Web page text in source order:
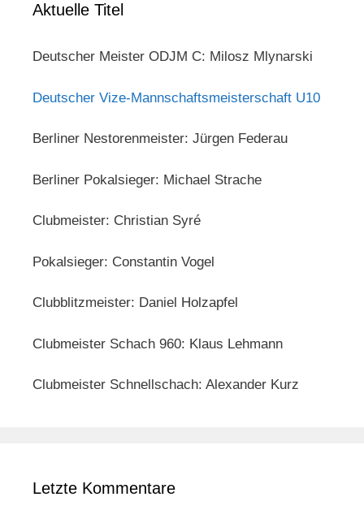
Aktuelle Titel
Deutscher Meister ODJM C: Milosz Mlynarski
Deutscher Vize-Mannschaftsmeisterschaft U10
Berliner Nestorenmeister: Jürgen Federau
Berliner Pokalsieger: Michael Strache
Clubmeister: Christian Syré
Pokalsieger: Constantin Vogel
Clubblitzmeister: Daniel Holzapfel
Clubmeister Schach 960: Klaus Lehmann
Clubmeister Schnellschach: Alexander Kurz
Letzte Kommentare